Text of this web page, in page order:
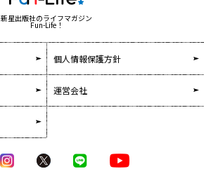
新星出版社のライフマガジン
Fun-Life！
個人情報保護方針
運営会社